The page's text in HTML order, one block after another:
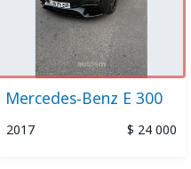
Mercedes-Benz E 300
2017 $ 24 000